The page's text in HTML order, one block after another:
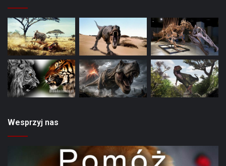
Wesprzyj nas